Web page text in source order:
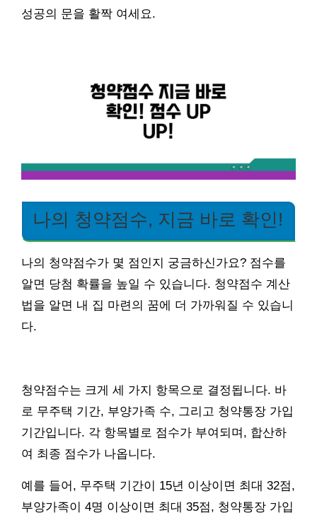
성공의 문을 활짝 여세요.
나의 청약점수, 지금 바로 확인!
나의 청약점수가 몇 점인지 궁금하신가요? 점수를
알면 당첨 확률을 높일 수 있습니다. 청약점수 계산
법을 알면 내 집 마련의 꿈에 더 가까워질 수 있습니
다.
청약점수는 크게 세 가지 항목으로 결정됩니다. 바
로 무주택 기간, 부양가족 수, 그리고 청약통장 가입
기간입니다. 각 항목별로 점수가 부여되며, 합산하
여 최종 점수가 나옵니다.
예를 들어, 무주택 기간이 15년 이상이면 최대 32점,
부양가족이 4명 이상이면 최대 35점, 청약통장 가입